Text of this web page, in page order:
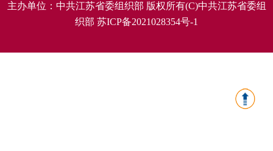
主办单位：中共江苏省委组织部 版权所有(C)中共江苏省委组
织部 苏ICP备2021028354号-1